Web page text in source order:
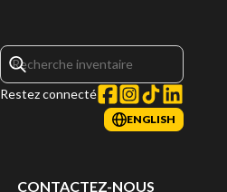
Restez connecté
ENGLISH
CONTACTEZ-NOUS